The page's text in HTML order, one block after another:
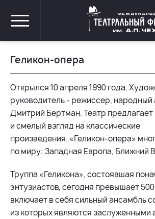
Геликон-опера
Открылся 10 апреля 1990 года.
руководитель - режиссер, народный
Дмитрий Бертман. Театр
и смелый взгляд на классические
произведения. «Геликон-опера»
по миру: Западная Европа, Ближний
Труппа «Геликона», состоявшая
энтузиастов, сегодня превышает
включает в себя сильный ансамбль
из которых являются заслуженными